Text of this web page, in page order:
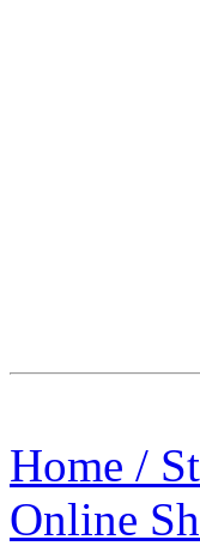
Home /
Online